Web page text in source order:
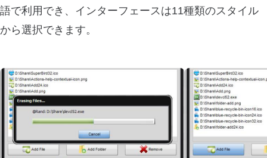
語で利用でき、インターフェースは11種類のスタイル
から選択できます。